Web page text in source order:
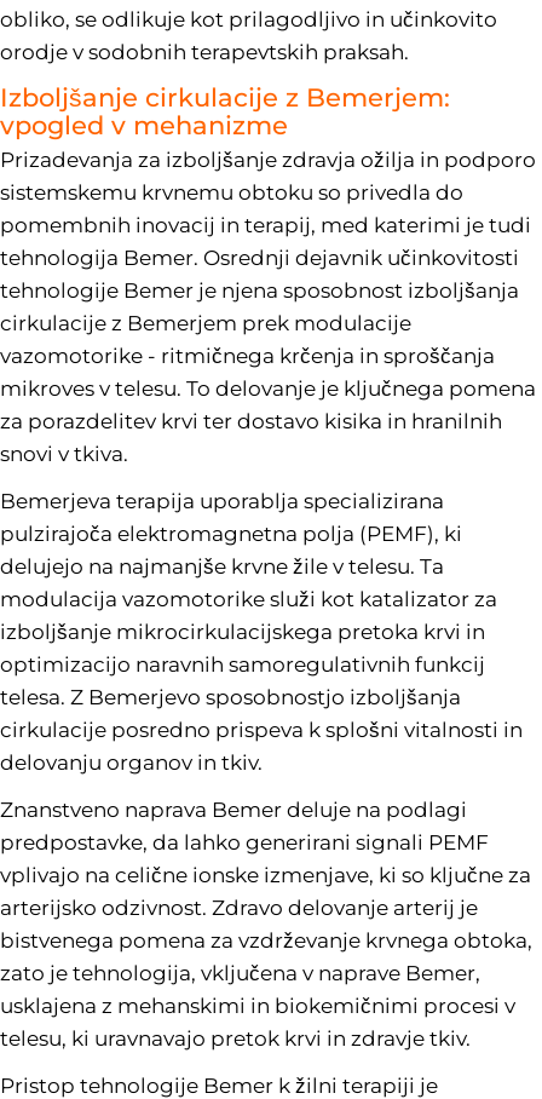
obliko, se odlikuje kot prilagodljivo in učinkovito
orodje v sodobnih terapevtskih praksah.
Izboljšanje cirkulacije z Bemerjem:
vpogled v mehanizme
Prizadevanja za izboljšanje zdravja ožilja in podporo
sistemskemu krvnemu obtoku so privedla do
pomembnih inovacij in terapij, med katerimi je tudi
tehnologija Bemer. Osrednji dejavnik učinkovitosti
tehnologije Bemer je njena sposobnost izboljšanja
cirkulacije z Bemerjem prek modulacije
vazomotorike - ritmičnega krčenja in sproščanja
mikroves v telesu. To delovanje je ključnega pomena
za porazdelitev krvi ter dostavo kisika in hranilnih
snovi v tkiva.
Bemerjeva terapija uporablja specializirana
pulzirajoča elektromagnetna polja (PEMF), ki
delujejo na najmanjše krvne žile v telesu. Ta
modulacija vazomotorike služi kot katalizator za
izboljšanje mikrocirkulacijskega pretoka krvi in
optimizacijo naravnih samoregulativnih funkcij
telesa. Z Bemerjevo sposobnostjo izboljšanja
cirkulacije posredno prispeva k splošni vitalnosti in
delovanju organov in tkiv.
Znanstveno naprava Bemer deluje na podlagi
predpostavke, da lahko generirani signali PEMF
vplivajo na celične ionske izmenjave, ki so ključne za
arterijsko odzivnost. Zdravo delovanje arterij je
bistvenega pomena za vzdrževanje krvnega obtoka,
zato je tehnologija, vključena v naprave Bemer,
usklajena z mehanskimi in biokemičnimi procesi v
telesu, ki uravnavajo pretok krvi in zdravje tkiv.
Pristop tehnologije Bemer k žilni terapiji je